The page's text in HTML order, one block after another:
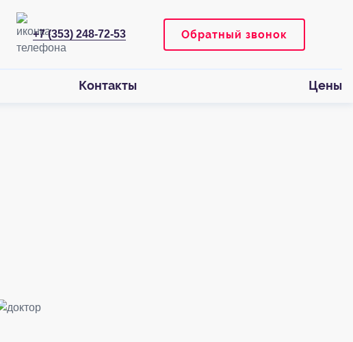
+7 (353) 248-72-53 Обратный звонок
Контакты Цены